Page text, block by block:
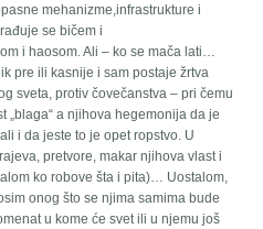
mehanizme,infrastrukture i
se bičem i
i haosom. Ali – ko se mača lati…
pre ili kasnije i sam postaje žrtva
sveta, protiv čovečanstva – pri čemu
a njihova hegemonija da je
i da jeste to je opet ropstvo. U
pretvore, makar njihova vlast i
ko robove šta i pita)… Uostalom,
onog što se njima samima bude
u kome će svet ili u njemu još